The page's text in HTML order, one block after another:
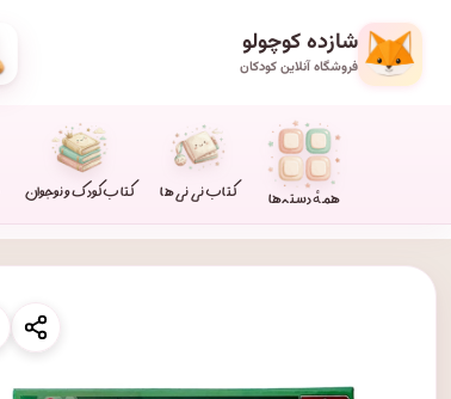
شازده کوچولو
فروشگاه آنلاین کودکان
همهٔ دسته‌ها کتاب نی نی ها کتاب کودک و نوجوان